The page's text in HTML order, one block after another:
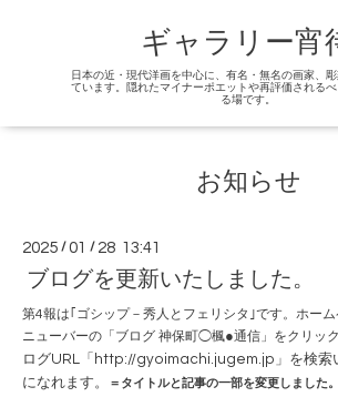
ギャラリー宵
日本の近・現代洋画を中心に、有名・無名の画家、
ています。隠れたマイナーポエットや再評価されるべ
る場です。
お知らせ
2025 /01 / 28 13:41
ブログを更新いたしました。
第4報は｢ゴシップ－秀人とフェリシタ｣です。ホー
ニューバーの「ブログ 神保町◯楓●通信」をクリッ
ログURL「http://gyoimachi.jugem.jp」を検索
になれます。
＝タイトルと記事の一部を変更しました。